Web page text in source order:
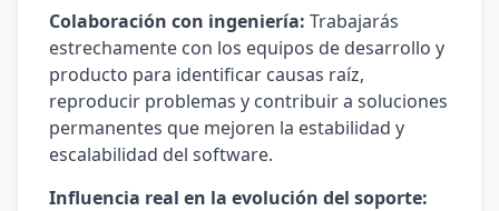
Colaboración con ingeniería: Trabajarás
estrechamente con los equipos de desarrollo y
producto para identificar causas raíz,
reproducir problemas y contribuir a soluciones
permanentes que mejoren la estabilidad y
escalabilidad del software.
Influencia real en la evolución del soporte: